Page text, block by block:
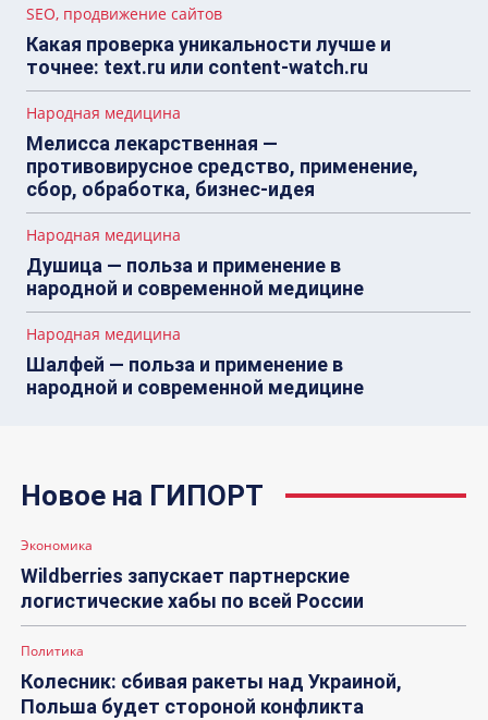
SEO, продвижение сайтов
Какая проверка уникальности лучше и
точнее: text.ru или content-watch.ru
Народная медицина
Мелисса лекарственная —
противовирусное средство, применение,
сбор, обработка, бизнес-идея
Народная медицина
Душица — польза и применение в
народной и современной медицине
Народная медицина
Шалфей — польза и применение в
народной и современной медицине
Новое на ГИПОРТ
Экономика
Wildberries запускает партнерские
логистические хабы по всей России
Политика
Колесник: сбивая ракеты над Украиной,
Польша будет стороной конфликта